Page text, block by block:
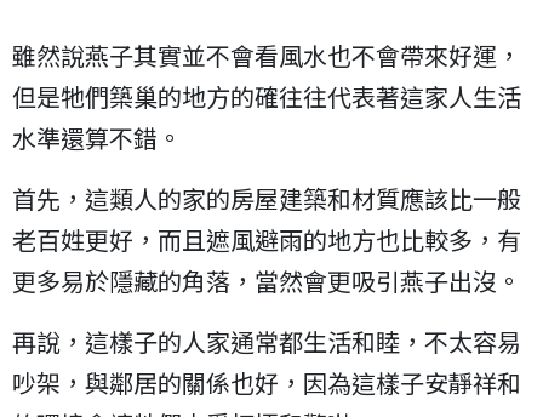
雖然說燕子其實並不會看風水也不會帶來好運，
但是牠們築巢的地方的確往往代表著這家人生活
水準還算不錯。
首先，這類人的家的房屋建築和材質應該比一般
老百姓更好，而且遮風避雨的地方也比較多，有
更多易於隱藏的角落，當然會更吸引燕子出沒。
再說，這樣子的人家通常都生活和睦，不太容易
吵架，與鄰居的關係也好，因為這樣子安靜祥和